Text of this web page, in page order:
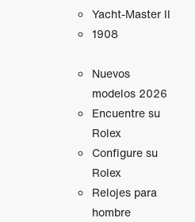
Yacht-Master II
1908
Nuevos
modelos 2026
Encuentre su
Rolex
Configure su
Rolex
Relojes para
hombre